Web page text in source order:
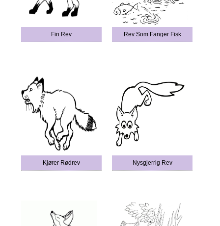
Fin Rev Rev Som Fanger Fisk
Kjører Rødrev Nysgjerrig Rev